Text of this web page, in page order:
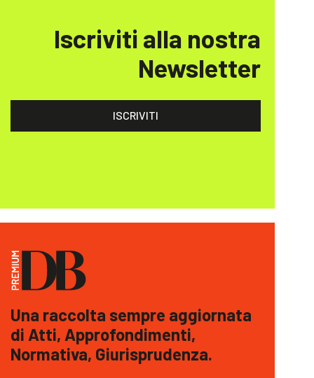
Iscriviti alla nostra
Newsletter
ISCRIVITI
Una raccolta sempre aggiornata
di Atti, Approfondimenti,
Normativa, Giurisprudenza.